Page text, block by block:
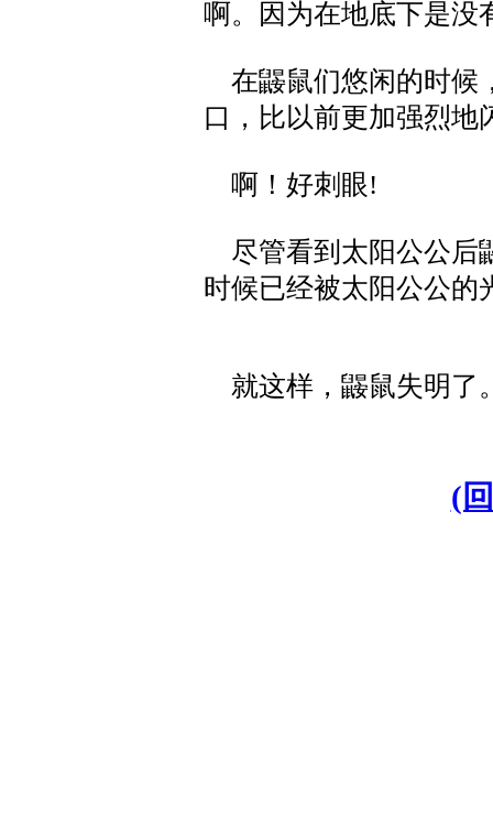
啊。因为在地底下是没
在鼹鼠们悠闲的时候
口，比以前更加强烈地
啊！好刺眼!
尽管看到太阳公公后
时候已经被太阳公公的
就这样，鼹鼠失明了
(